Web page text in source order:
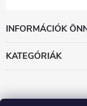
INFORMÁCIÓK
KATEGÓRIÁK